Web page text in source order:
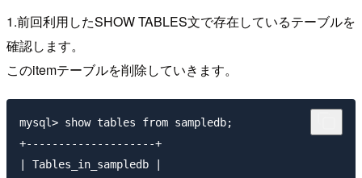
1.前回利用したSHOW TABLES文で存在しているテーブルを
確認します。
このitemテーブルを削除していきます。
mysql> show tables from sampledb;
+--------------------+
| Tables_in_sampledb |